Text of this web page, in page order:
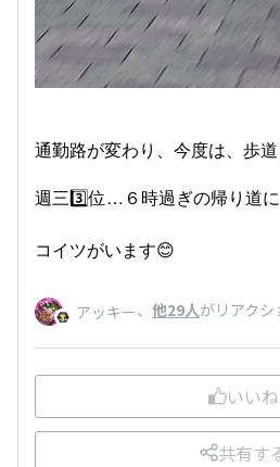
通勤路が変わり、今度は、歩
週三3️⃣位…６時過ぎの帰り道
コイツがいます😊
アッキー、 他29人がリアクシ
いいね
共有す